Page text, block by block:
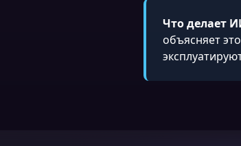
Что делает
объясняет